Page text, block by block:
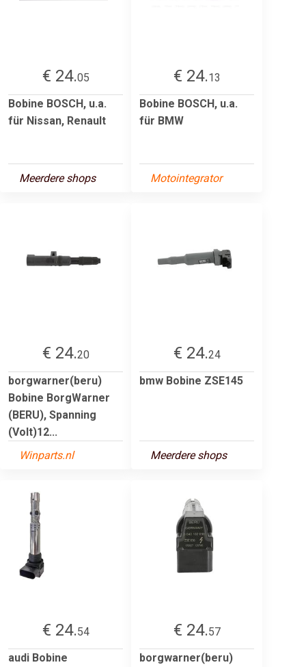
€ 24.05
Bobine BOSCH, u.a.
für Nissan, Renault
Meerdere shops
€ 24.13
Bobine BOSCH, u.a.
für BMW
Motointegrator
€ 24.20
borgwarner(beru)
Bobine BorgWarner
(BERU), Spanning
(Volt)12...
Winparts.nl
€ 24.24
bmw Bobine ZSE145
Meerdere shops
€ 24.54
audi Bobine
€ 24.57
borgwarner(beru)